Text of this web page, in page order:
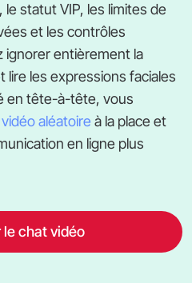
statut VIP, les limites de
et les contrôles
ignorer entièrement la
lire les expressions faciales
en tête-à-tête, vous
aléatoire à la place et
en ligne plus
le chat vidéo